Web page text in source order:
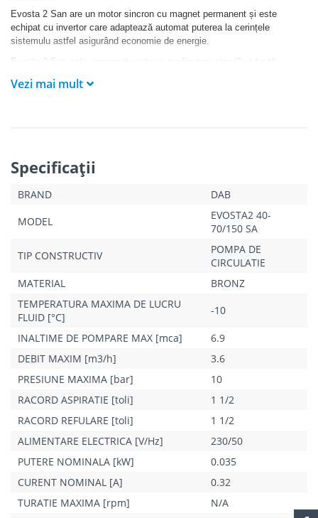
Evosta 2 San are un motor sincron cu magnet permanent și este
echipat cu invertor care adaptează automat puterea la cerințele
sistemulu astfel asigurând economie de energie.
Evosta 2 San este conceput pentru o configurare simplă: o tastă
Toate modelele au un capac de evacuare a aerului și permit eliberarea
Vezi mai mult
Specificaţii
BRAND
DAB
MODEL
EVOSTA2 40-
70/150 SA
TIP CONSTRUCTIV
POMPA DE
CIRCULATIE
MATERIAL
BRONZ
TEMPERATURA MAXIMA DE LUCRU
FLUID [°C]
-10
INALTIME DE POMPARE MAX [mca]
6.9
DEBIT MAXIM [m3/h]
3.6
PRESIUNE MAXIMA [bar]
10
RACORD ASPIRATIE [toli]
1 1/2
RACORD REFULARE [toli]
1 1/2
ALIMENTARE ELECTRICA [V/Hz]
230/50
PUTERE NOMINALA [kW]
0.035
CURENT NOMINAL [A]
0.32
TURATIE MAXIMA [rpm]
N/A